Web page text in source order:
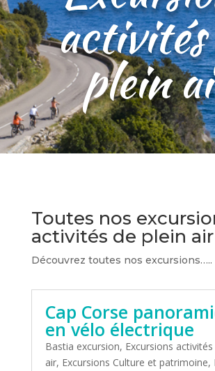
activités
plein
Toutes nos
activités de plein air
Découvrez toutes nos excursions…..
Cap Corse
en vélo électrique
Bastia excursion, Excursions
air, Excursions Culture et patrimoine,